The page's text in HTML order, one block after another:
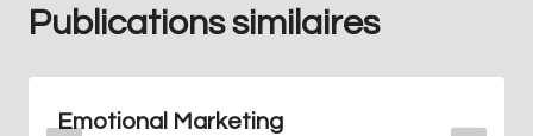
Publications similaires
Emotional Marketing